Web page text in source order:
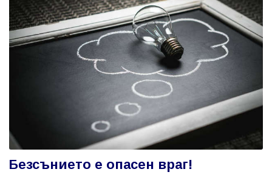
Безсънието е опасен враг!